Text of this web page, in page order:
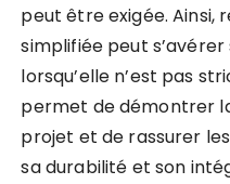
peut être exigée. Ainsi,
simplifiée peut
lorsqu’elle n’est pas
permet de démontrer
projet et de rassurer
sa durabilité et son